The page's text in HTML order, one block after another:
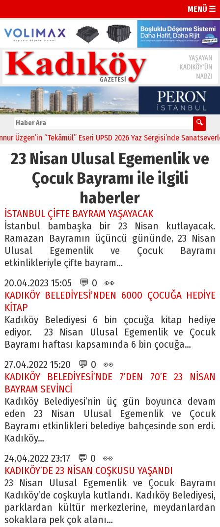
MENÜ ☰
“Tekâmül” Eseri UPSD 2026 Yaz Sergisi’nde Sanatseverlerle
23 Nisan Ulusal Egemenlik ve
Çocuk Bayramı ile ilgili
haberler
İSTANBUL ÇİFTE BAYRAM YAŞAYACAK
İstanbul bambaşka bir 23 Nisan kutlayacak.
Ramazan Bayramın üçüncü gününde, 23 Nisan
Ulusal Egemenlik ve Çocuk Bayramı
etkinlikleriyle çifte bayram…
20.04.2023 15:05 💬 0 👀
KADIKÖY BELEDİYESİ’NDEN 6000 ÇOCUĞA HEDİYE
KİTAP
Kadıköy Belediyesi 6 bin çocuğa kitap hediye
ediyor. 23 Nisan Ulusal Egemenlik ve Çocuk
Bayramı haftası kapsamında 6 bin çocuğa…
27.04.2022 15:20 💬 0 👀
KADIKÖY BELEDİYESİ’NDE 7’DEN 70’E 23 NİSAN
BAYRAM SEVİNCİ
Kadıköy Belediyesi’nin üç gün boyunca devam
eden 23 Nisan Ulusal Egemenlik ve Çocuk
Bayramı etkinlikleri belediye bahçesinde son erdi.
Kadıköy…
24.04.2022 23:17 💬 0 👀
KADIKÖY’DE 23 NİSAN COŞKUSU YAŞANDI
23 Nisan Ulusal Egemenlik ve Çocuk Bayramı
Kadıköy’de coşkuyla kutlandı. Kadıköy Belediyesi,
parklardan kültür merkezlerine, meydanlardan
sokaklara pek çok alanı…